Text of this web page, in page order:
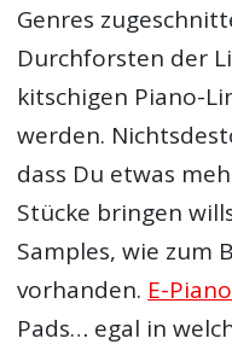
Genres
Durchforsten der
kitschigen Piano-
werden.
dass Du etwas
Stücke bringen
Samples, wie zum
vorhanden. E-
Pads… egal in